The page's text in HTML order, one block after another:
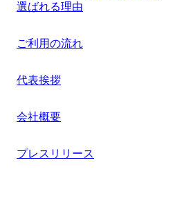
選ばれる理由
ご利用の流れ
代表挨拶
会社概要
プレスリリース